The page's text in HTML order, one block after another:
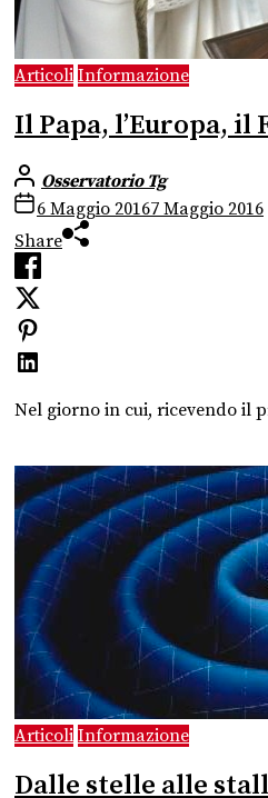
Articoli Informazione
Il Papa, l’Europa, il
Osservatorio Tg
6 Maggio 20167 Maggio 2016
Share
Nel giorno in cui, ricevendo il
Articoli Informazione
Dalle stelle alle